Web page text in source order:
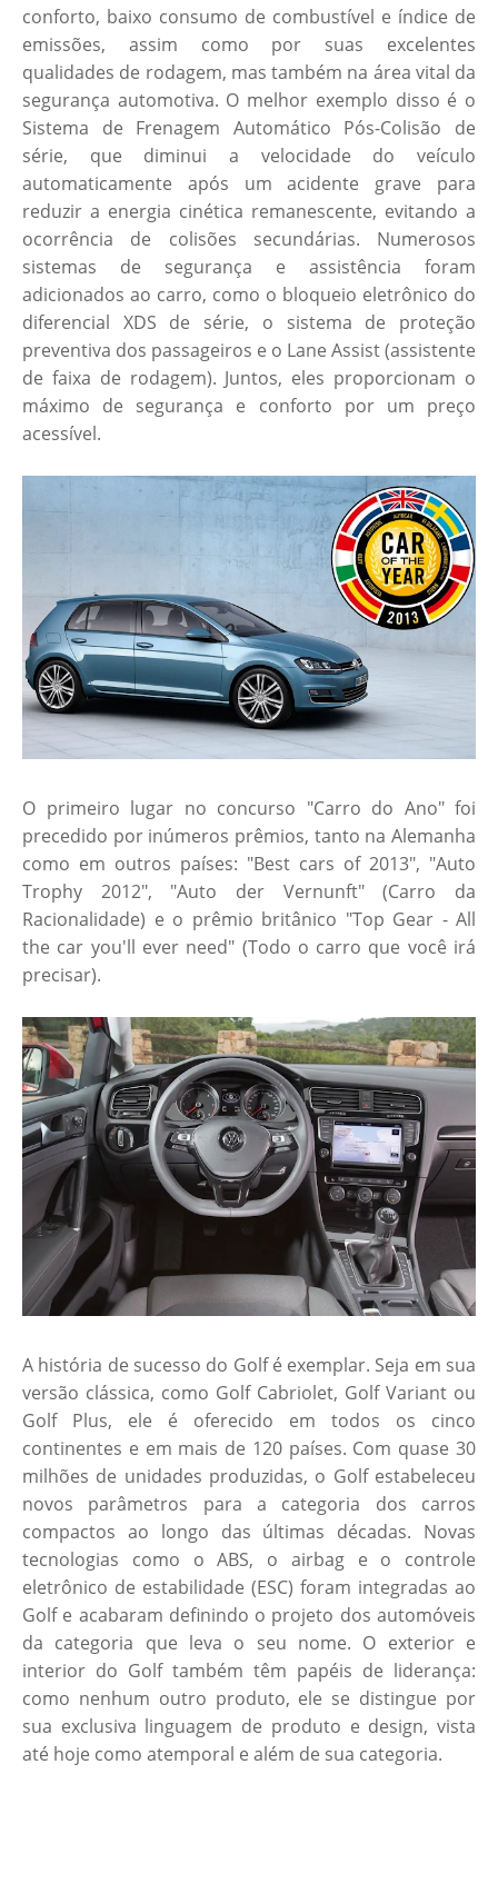
conforto, baixo consumo de combustível e índice de
emissões, assim como por suas excelentes
qualidades de rodagem, mas também na área vital da
segurança automotiva. O melhor exemplo disso é o
Sistema de Frenagem Automático Pós-Colisão de
série, que diminui a velocidade do veículo
automaticamente após um acidente grave para
reduzir a energia cinética remanescente, evitando a
ocorrência de colisões secundárias. Numerosos
sistemas de segurança e assistência foram
adicionados ao carro, como o bloqueio eletrônico do
diferencial XDS de série, o sistema de proteção
preventiva dos passageiros e o Lane Assist (assistente
de faixa de rodagem). Juntos, eles proporcionam o
máximo de segurança e conforto por um preço
acessível.
O primeiro lugar no concurso "Carro do Ano" foi
precedido por inúmeros prêmios, tanto na Alemanha
como em outros países: "Best cars of 2013", "Auto
Trophy 2012", "Auto der Vernunft" (Carro da
Racionalidade) e o prêmio britânico "Top Gear - All
the car you'll ever need" (Todo o carro que você irá
precisar).
A história de sucesso do Golf é exemplar. Seja em sua
versão clássica, como Golf Cabriolet, Golf Variant ou
Golf Plus, ele é oferecido em todos os cinco
continentes e em mais de 120 países. Com quase 30
milhões de unidades produzidas, o Golf estabeleceu
novos parâmetros para a categoria dos carros
compactos ao longo das últimas décadas. Novas
tecnologias como o ABS, o airbag e o controle
eletrônico de estabilidade (ESC) foram integradas ao
Golf e acabaram definindo o projeto dos automóveis
da categoria que leva o seu nome. O exterior e
interior do Golf também têm papéis de liderança:
como nenhum outro produto, ele se distingue por
sua exclusiva linguagem de produto e design, vista
até hoje como atemporal e além de sua categoria.